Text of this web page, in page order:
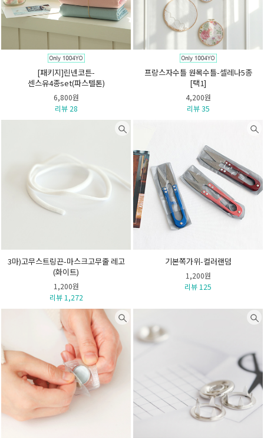
[패키지]린넨코튼-
센스유4종set(파스텔톤)
6,800원
리뷰 28
프랑스자수틀 원목수틀-셀레나5종
[택1]
4,200원
리뷰 35
3마)고무스트링끈-마스크고무줄 레고
(화이트)
1,200원
리뷰 1,272
기본쪽가위-컬러랜덤
1,200원
리뷰 125